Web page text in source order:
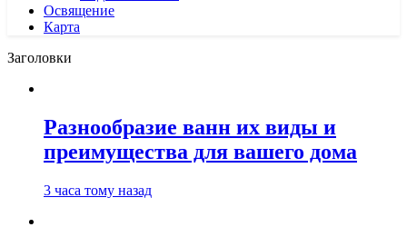
Освящение
Карта
Заголовки
Разнообразие ванн их виды и
преимущества для вашего дома
3 часа тому назад